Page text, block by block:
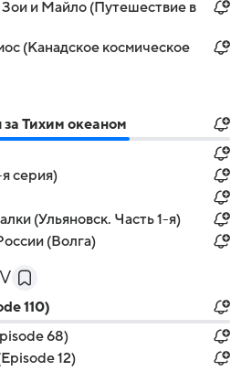
и Майло (Путешествие в
(Канадское космическое
Тихим океаном
серия)
(Ульяновск. Часть 1-я)
(Волга)
110)
68)
12)